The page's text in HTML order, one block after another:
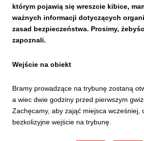
którym pojawią się wreszcie kibice,
ważnych informacji dotyczących
zasad bezpieczeństwa. Prosimy,
zapoznali.
Wejście na obiekt
Bramy prowadzące na trybunę zostaną
a wiec dwie godziny przed pierwszym
Zachęcamy, aby zająć miejsca wcześniej,
bezkolizyjne wejście na trybunę.